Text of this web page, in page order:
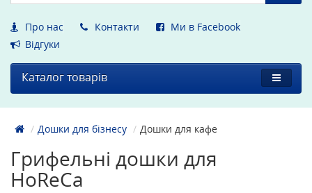
Про нас Контакти
Ми в Facebook
Вiдгуки
Каталог товарів
Дошки для бізнесу Дошки для кафе
Грифельні дошки для
HoReCa